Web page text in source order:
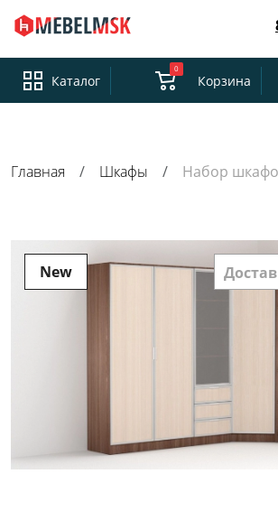
Каталог
0
Корзина
Главная Шкафы Набор
New